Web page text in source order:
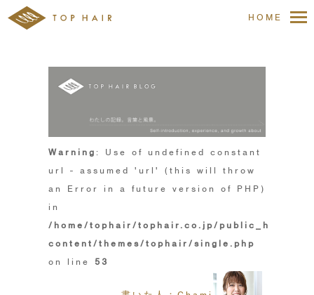
HOME
Warning : Use of undefined constant
url - assumed 'url' (this will throw
an Error in a future version of PHP)
in
/home/tophair/tophair.co.jp/public_html/
content/themes/tophair/single.php
on line 53